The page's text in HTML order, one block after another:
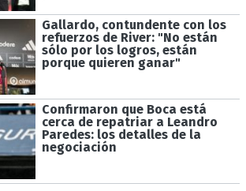
Gallardo, contundente con los
refuerzos de River: "No están
sólo por los logros, están
porque quieren ganar"
Confirmaron que Boca está
cerca de repatriar a Leandro
Paredes: los detalles de la
negociación